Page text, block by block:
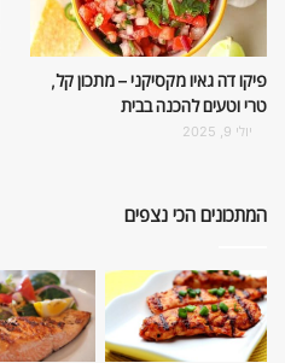
פיקו דה גאיו מקסיקני – מתכון קל,
טרי וטעים להכנה בבית
יולי 9, 2025
המתכונים הכי נצפים